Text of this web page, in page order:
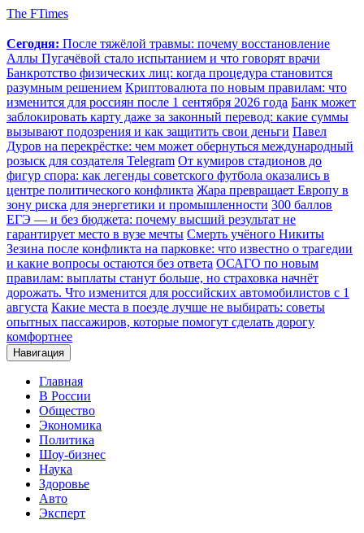
The FTimes
Сегодня: После тяжёлой травмы: почему восстановление
Аллы Пугачёвой стало испытанием и что говорят врачи
Банкротство физических лиц: когда процедура становится
разумным решением Криптовалюта по новым правилам: что
изменится для россиян после 1 сентября 2026 года Банк может
заблокировать карту даже за законный перевод: какие суммы
вызывают подозрения и как защитить свои деньги Павел
Дуров на перекрёстке: чем может обернуться международный
розыск для создателя Telegram От кумиров стадионов до
фигур спора: как легенды советского футбола оказались в
центре политического конфликта Жара превращает Европу в
зону риска для энергетики и промышленности 300 баллов
ЕГЭ — и без бюджета: почему высший результат не
гарантирует место в вузе мечты Смерть учёного Никиты
Зезина после конфликта на парковке: что известно о трагедии
и какие вопросы остаются без ответа ОСАГО по новым
правилам: выплаты станут больше, но страховка начнёт
дорожать. Что изменится для российских автомобилистов с 1
августа Какие места в поезде лучше не выбирать: советы
опытных пассажиров, которые помогут сделать дорогу
комфортнее
Навигация
Главная
В России
Общество
Экономика
Политика
Шоу-бизнес
Наука
Здоровье
Авто
Эксперт